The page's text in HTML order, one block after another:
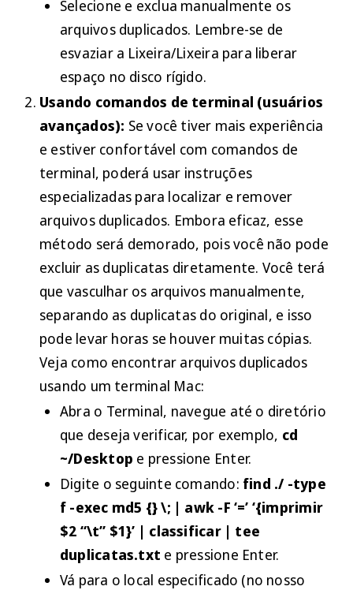
Selecione e exclua manualmente os
arquivos duplicados. Lembre-se de
esvaziar a Lixeira/Lixeira para liberar
espaço no disco rígido.
Usando comandos de terminal (usuários
avançados): Se você tiver mais experiência
e estiver confortável com comandos de
terminal, poderá usar instruções
especializadas para localizar e remover
arquivos duplicados. Embora eficaz, esse
método será demorado, pois você não pode
excluir as duplicatas diretamente. Você terá
que vasculhar os arquivos manualmente,
separando as duplicatas do original, e isso
pode levar horas se houver muitas cópias.
Veja como encontrar arquivos duplicados
usando um terminal Mac:
Abra o Terminal, navegue até o diretório
que deseja verificar, por exemplo, cd
~/Desktop e pressione Enter.
Digite o seguinte comando: find ./ -type
f -exec md5 {} \; | awk -F ‘=’ ‘{imprimir
$2 “\t” $1}’ | classificar | tee
duplicatas.txt e pressione Enter.
Vá para o local especificado (no nosso